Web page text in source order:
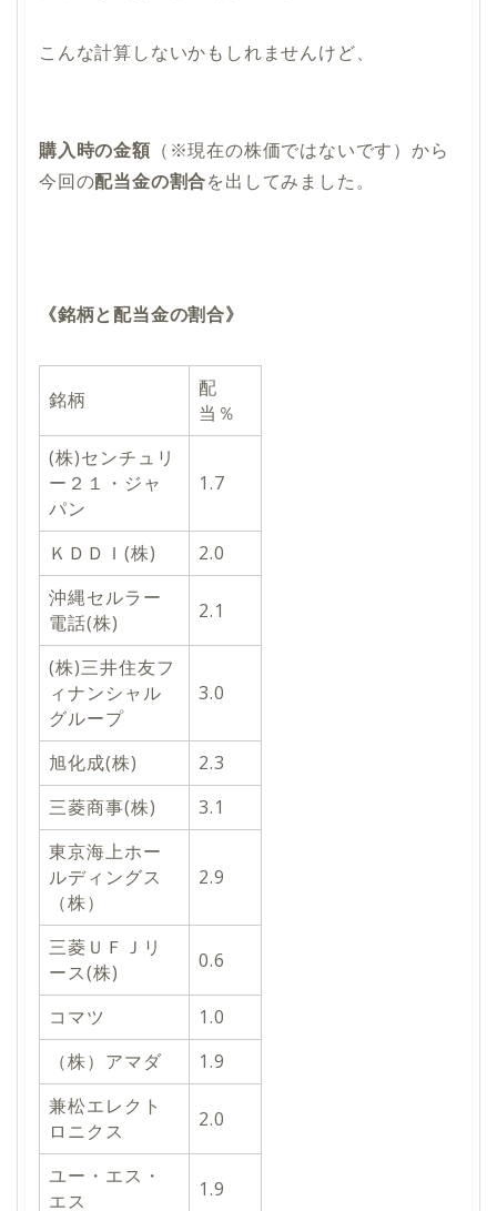
こんな計算しないかもしれませんけど、
購入時の金額（※現在の株価ではないです）から
今回の配当金の割合を出してみました。
《銘柄と配当金の割合》
銘柄
配
当％
(株)センチュリ
ー２１・ジャ
パン
1.7
ＫＤＤＩ(株)
2.0
沖縄セルラー
電話(株)
2.1
(株)三井住友フ
ィナンシャル
グループ
3.0
旭化成(株)
2.3
三菱商事(株)
3.1
東京海上ホー
ルディングス
（株）
2.9
三菱ＵＦＪリ
ース(株)
0.6
コマツ
1.0
（株）アマダ
1.9
兼松エレクト
ロニクス
2.0
ユー・エス・
エス
1.9